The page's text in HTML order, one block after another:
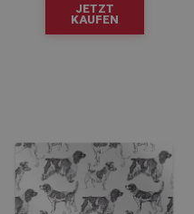
JETZT
KAUFEN